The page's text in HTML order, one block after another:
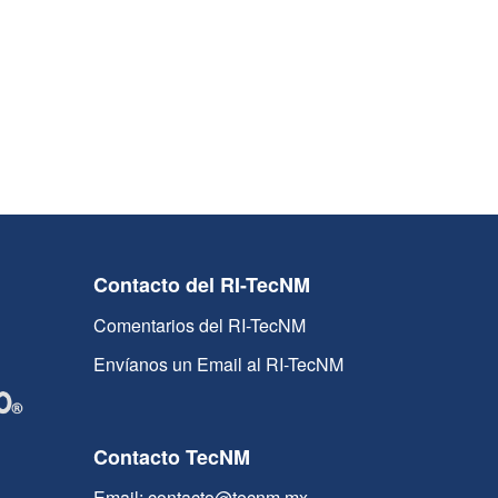
Contacto del RI-TecNM
Comentarios del RI-TecNM
Envíanos un Email al RI-TecNM
Contacto TecNM